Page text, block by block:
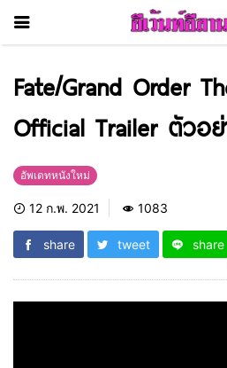
Fate/Grand Order
Official Trailer ตัวอ
อัพเดทหนังใหม่
12 ก.พ. 2021 1083
share tweet share